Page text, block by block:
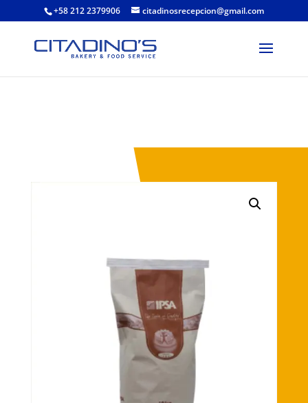
+58 212 2379906 citadinosrecepcion@gmail.com